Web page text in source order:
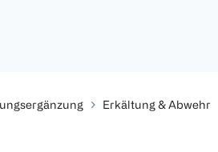
Erkältung & Abwehr